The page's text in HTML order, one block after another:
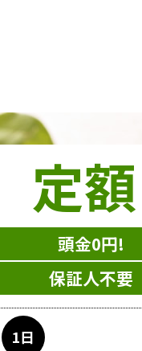
定額
頭金0円!
保証人不要
1日